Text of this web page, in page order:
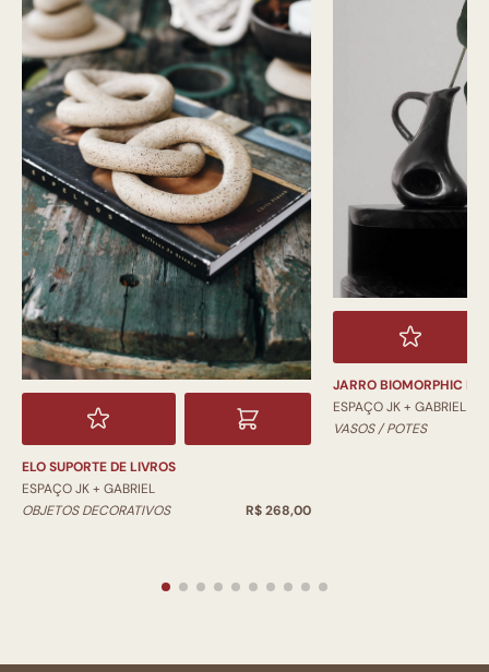
ELO SUPORTE DE LIVROS
ESPAÇO JK + GABRIEL
OBJETOS DECORATIVOS
R$ 268,00
JARRO BIOMORPHIC
ESPAÇO JK + GABRIEL
VASOS / POTES